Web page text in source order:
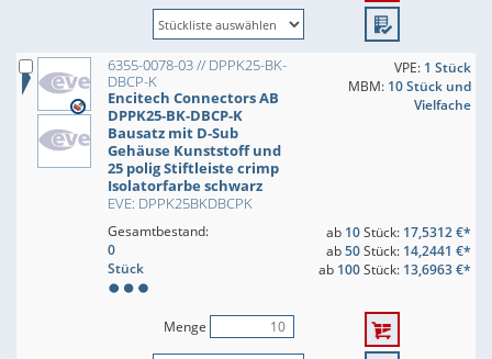
6355-0078-03 // DPPK25-BK-
DBCP-K
Encitech Connectors AB
DPPK25-BK-DBCP-K
Bausatz mit D-Sub
Gehäuse Kunststoff und
25 polig Stiftleiste crimp
Isolatorfarbe schwarz
EVE: DPPK25BKDBCPK
VPE: 1 Stück
MBM: 10 Stück und
Vielfache
Gesamtbestand:
0
Stück
ab 10Stück: 17,5312 €*
ab50Stück: 14,2441 €*
ab 100Stück: 13,6963 €*
Menge